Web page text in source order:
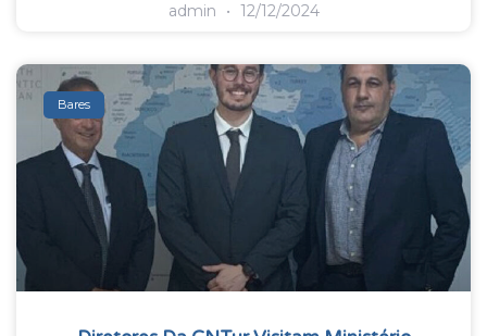
admin 12/12/2024
Bares